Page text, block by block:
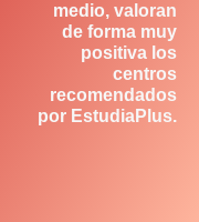
medio, valoran
de forma muy
positiva los
centros
recomendados
por EstudiaPlus.